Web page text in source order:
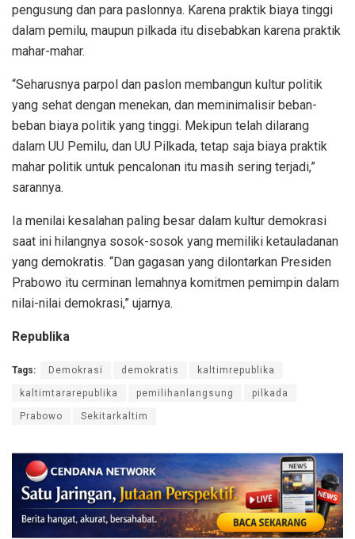
pengusung dan para paslonnya. Karena praktik biaya tinggi
dalam pemilu, maupun pilkada itu disebabkan karena praktik
mahar-mahar.
“Seharusnya parpol dan paslon membangun kultur politik
yang sehat dengan menekan, dan meminimalisir beban-
beban biaya politik yang tinggi. Mekipun telah dilarang
dalam UU Pemilu, dan UU Pilkada, tetap saja biaya praktik
mahar politik untuk pencalonan itu masih sering terjadi,”
sarannya.
Ia menilai kesalahan paling besar dalam kultur demokrasi
saat ini hilangnya sosok-sosok yang memiliki ketauladanan
yang demokratis. “Dan gagasan yang dilontarkan Presiden
Prabowo itu cerminan lemahnya komitmen pemimpin dalam
nilai-nilai demokrasi,” ujarnya.
Republika
Tags: Demokrasi demokratis kaltimrepublika
kaltimtararepublika pemilihanlangsung pilkada
Prabowo Sekitarkaltim